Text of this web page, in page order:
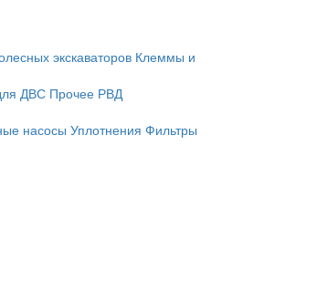
экскаваторов Клеммы и
ДВС Прочее РВД
насосы Уплотнения Фильтры